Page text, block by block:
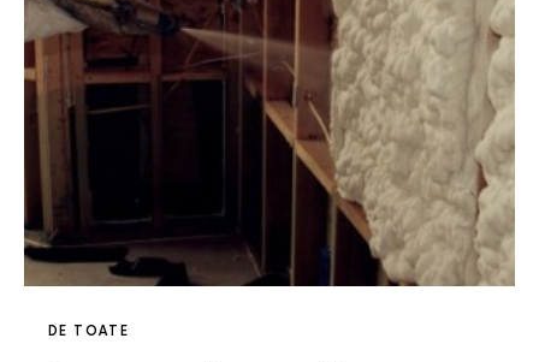
DE TOATE